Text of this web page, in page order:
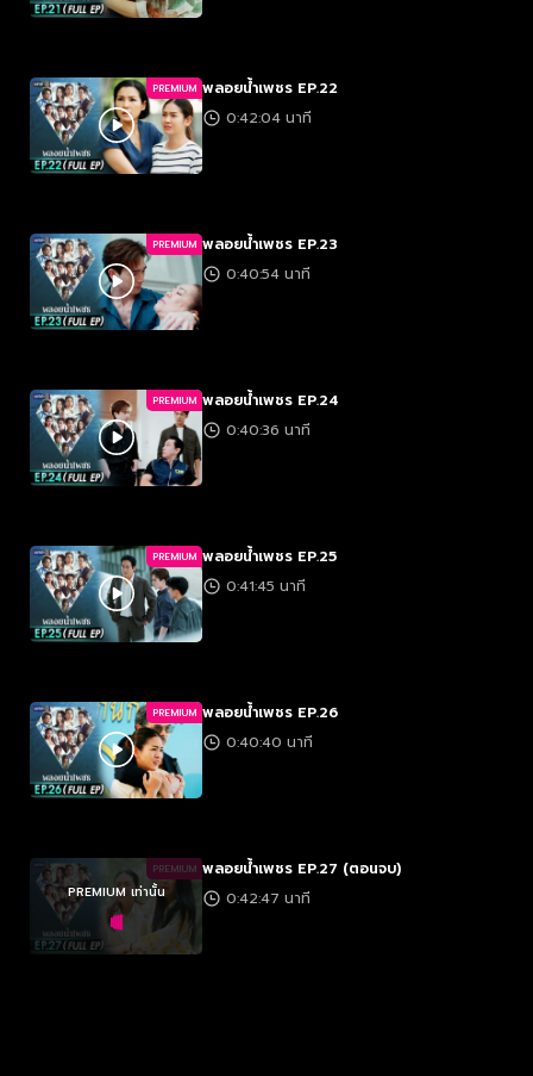
PREMIUM พลอยน้ำเพชร EP.22
0:42:04 นาที
PREMIUM พลอยน้ำเพชร EP.23
0:40:54 นาที
PREMIUM พลอยน้ำเพชร EP.24
0:40:36 นาที
PREMIUM พลอยน้ำเพชร EP.25
0:41:45 นาที
PREMIUM พลอยน้ำเพชร EP.26
0:40:40 นาที
PREMIUM
PREMIUM เท่านั้น
พลอยน้ำเพชร EP.27 (ตอนจบ)
0:42:47 นาที